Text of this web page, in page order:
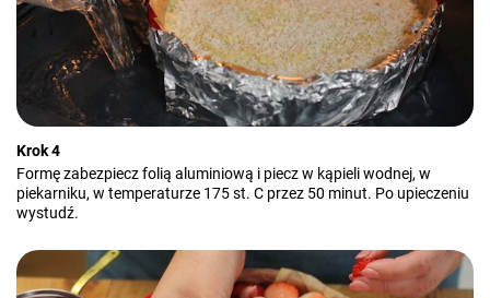
Krok 4
Formę zabezpiecz folią aluminiową i piecz w kąpieli wodnej, w
piekarniku, w temperaturze 175 st. C przez 50 minut. Po upieczeniu
wystudź.